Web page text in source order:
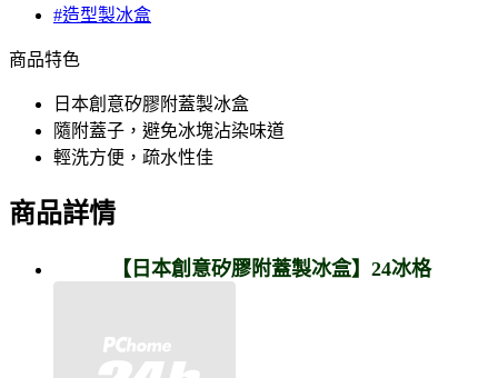
#造型製冰盒
商品特色
日本創意矽膠附蓋製冰盒
隨附蓋子，避免冰塊沾染味道
輕洗方便，疏水性佳
商品詳情
【日本創意矽膠附蓋製冰盒】24冰格